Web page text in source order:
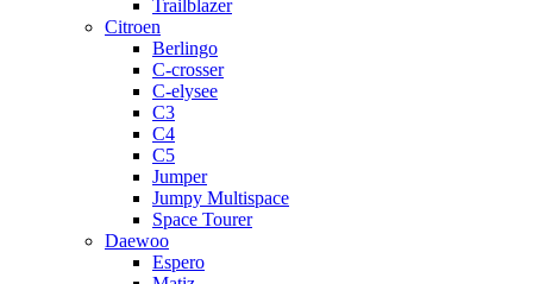
Trailblazer
Citroen
Berlingo
C-crosser
C-elysee
C3
C4
C5
Jumper
Jumpy Multispace
Space Tourer
Daewoo
Espero